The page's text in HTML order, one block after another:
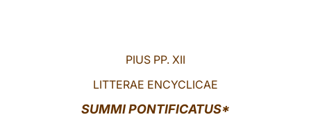
LATINE
PIUS PP. XII
LITTERAE ENCYCLICAE
SUMMI PONTIFICATUS*